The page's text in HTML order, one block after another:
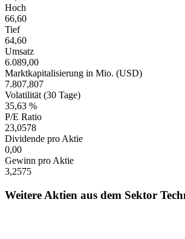
Hoch
66,60
Tief
64,60
Umsatz
6.089,00
Marktkapitalisierung in Mio. (USD)
7.807,807
Volatilität (30 Tage)
35,63 %
P/E Ratio
23,0578
Dividende pro Aktie
0,00
Gewinn pro Aktie
3,2575
Weitere Aktien aus dem Sektor